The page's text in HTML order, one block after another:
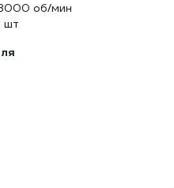
об/мин
шт